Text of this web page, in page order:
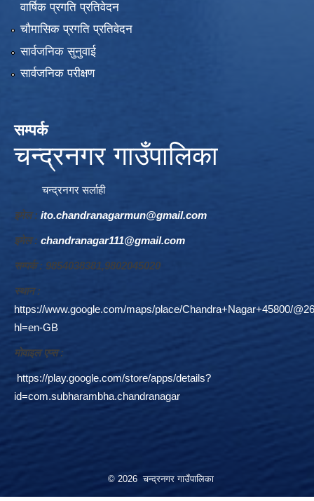
वार्षिक प्रगति प्रतिवेदन
चौमासिक प्रगति प्रतिवेदन
सार्वजनिक सुनुवाई
सार्वजनिक परीक्षण
सम्पर्क
चन्द्रनगर गाउँपालिका
चन्द्रनगर सर्लाही
इमेल : ito.chandranagarmun@gmail.com
इमेल : chandranagar111@gmail.com
सम्पर्क : 9854038381,9802045020
स्थान :
https://www.google.com/maps/place/Chandra+Nagar+45800/
hl=en-GB
माेवाइल एप्स :
https://play.google.com/store/apps/details?
id=com.subharambha.chandranagar
© 2026 चन्द्रनगर गाउँपालिका